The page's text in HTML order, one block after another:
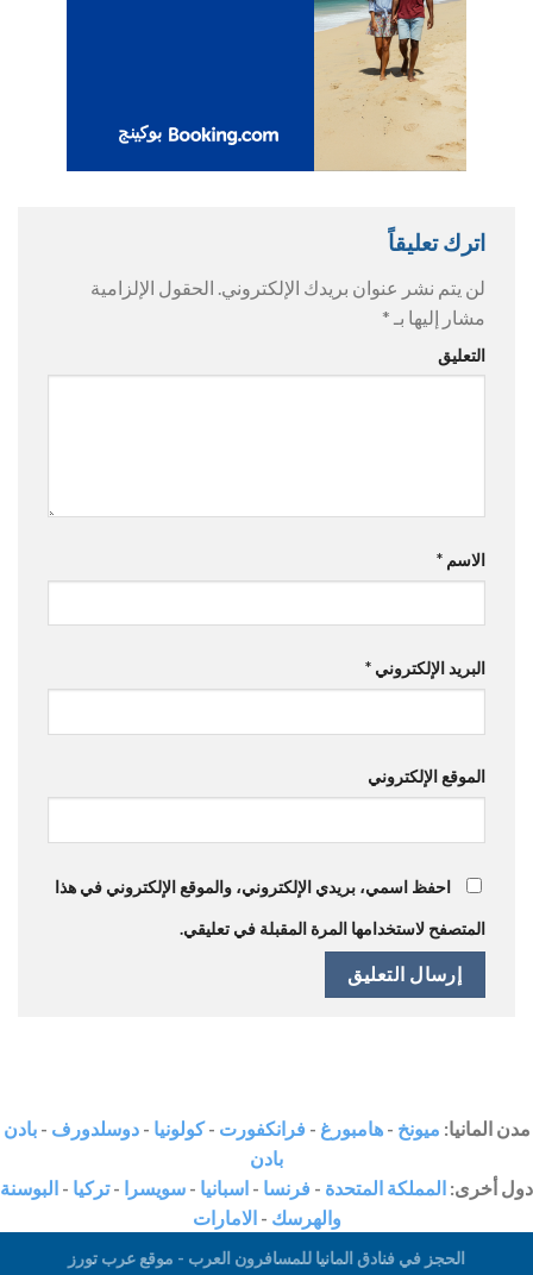
اترك تعليقاً
لن يتم نشر عنوان بريدك الإلكتروني. الحقول الإلزامية
مشار إليها بـ *
التعليق
الاسم *
البريد الإلكتروني *
الموقع الإلكتروني
احفظ اسمي، بريدي الإلكتروني، والموقع الإلكتروني في هذا
المتصفح لاستخدامها المرة المقبلة في تعليقي.
مدن المانيا: ميونخ -هامبورغ - فرانكفورت -كولونيا -دوسلدورف -بادن
بادن
دول أخرى: المملكة المتحدة - فرنسا - اسبانيا - سويسرا -تركيا - البوسنة
والهرسك -الامارات
الحجز في فنادق المانيا للمسافرون العرب - موقع عرب تورز